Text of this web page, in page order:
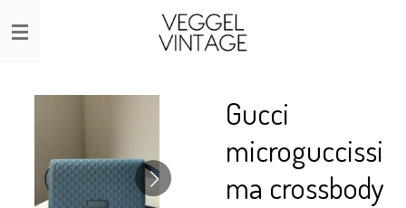
Ga
direct
Gucci
microguccissi
ma crossbody